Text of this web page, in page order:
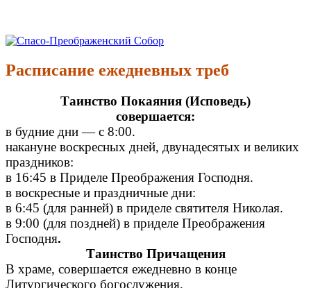
Перейти
содержимому
Спасо-Преображенский Собор
Спасо-Преображенский кафедральный Собор Новокузнецк
Расписание ежедневных треб
Таинство Покаяния (Исповедь)
совершается:
в будние дни — с 8:00.
накануне воскресных дней, двунадесятых и великих
праздников:
в 16:45 в Приделе Преображения Господня.
в воскресные и праздничные дни:
в 6:45 (для ранней) в приделе святителя Николая.
в 9:00 (для поздней) в приделе Преображения
Господня.
Таинство Причащения
В храме, совершается ежедневно в конце
Литургического богослужения.